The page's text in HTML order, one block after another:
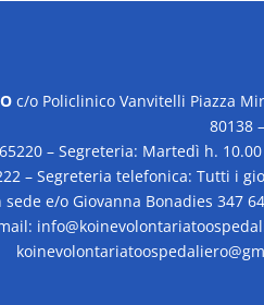
c/o Policlinico Vanvitelli Piazza
80138
– Segreteria: Martedì h. 10.00
– Segreteria telefonica: Tutti i
sede e/o Giovanna Bonadies 347